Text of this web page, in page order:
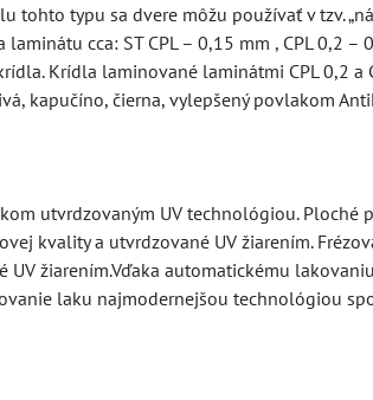
typu sa dvere môžu používať v tzv.
cca: ST CPL – 0,15 mm , CPL 0,2 –
Krídla laminované laminátmi CPL 0,2 a
kapučíno, čierna, vylepšený povlakom
utvrdzovaným UV technológiou. Ploché
kvality a utvrdzované UV žiarením.
žiarením.Vďaka automatickému
laku najmodernejšou technológiou